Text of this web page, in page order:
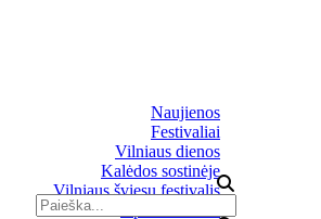
Naujienos
Festivaliai
Vilniaus dienos
Kalėdos sostinėje
Vilniaus šviesų festivalis